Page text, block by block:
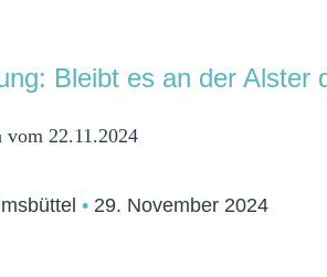
Bleibt es an der Alster
vom 22.11.2024
29. November 2024